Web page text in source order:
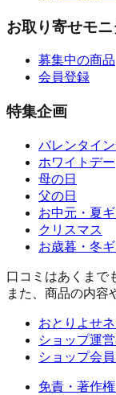
お取り寄せモ
募集中の商品
会員登録
特集企画
バレンタイ
ホワイトデー
母の日
父の日
お中元・夏ギ
クリスマス
お歳暮・冬ギ
口コミはあくまで
また、商品の内容
おとりよせ
ショップ運
ショップ会
免責・著作